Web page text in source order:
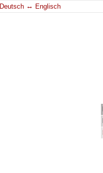
Deutsch ↔ Englisch